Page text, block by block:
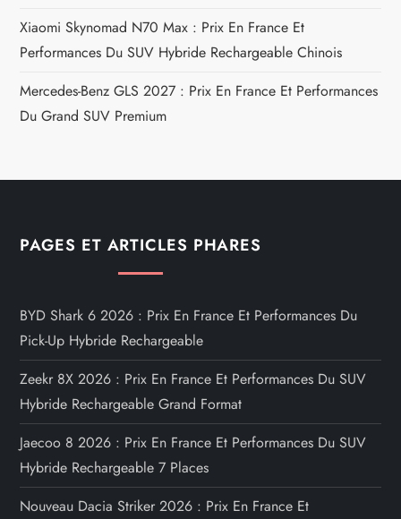
Xiaomi Skynomad N70 Max : Prix En France Et
Performances Du SUV Hybride Rechargeable Chinois
Mercedes-Benz GLS 2027 : Prix En France Et Performances
Du Grand SUV Premium
PAGES ET ARTICLES PHARES
BYD Shark 6 2026 : Prix En France Et Performances Du
Pick-Up Hybride Rechargeable
Zeekr 8X 2026 : Prix En France Et Performances Du SUV
Hybride Rechargeable Grand Format
Jaecoo 8 2026 : Prix En France Et Performances Du SUV
Hybride Rechargeable 7 Places
Nouveau Dacia Striker 2026 : Prix En France Et